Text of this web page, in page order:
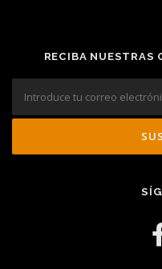
RECIBA NUESTRAS